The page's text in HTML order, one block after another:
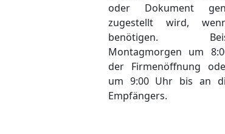
oder Dokument
zugestellt wird,
benötigen.
Montagmorgen um
der Firmenöffnung
um 9:00 Uhr bis an
Empfängers.